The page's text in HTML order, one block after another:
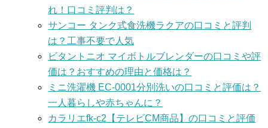
れ！口コミ評判は？
サンコー タンク式食洗機ラクアの口コミと評判
は？工事不要で人気
ビタントニオ マイボトルブレンダーの口コミや評
価は？おすすめの理由と価格は？
ミニ洗濯機 EC-0001分別洗いの口コミと評価は？
一人暮らしや赤ちゃんに？
カラリエfk-c2【テレビCM商品】の口コミと評価